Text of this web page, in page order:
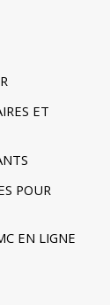
ET
POUR
EN LIGNE